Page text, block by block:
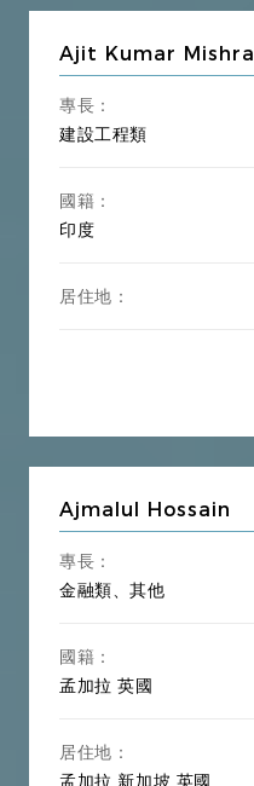
Ajit Kumar Mishra
專長：
建設工程類
國籍：
印度
居住地：
Ajmalul Hossain
專長：
金融類、其他
國籍：
孟加拉 英國
居住地：
孟加拉 新加坡 英國